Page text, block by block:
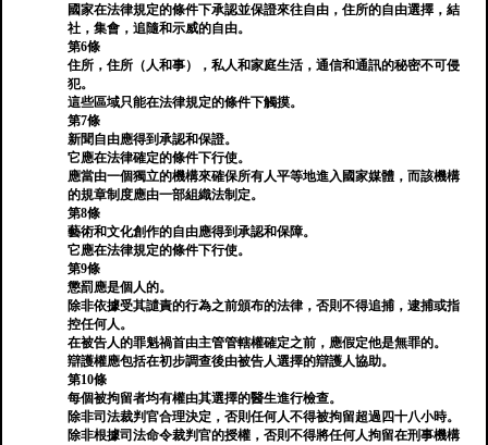
國家在法律規定的條件下承認並保證來往自由，住所的自由選擇，結
社，集會，追隨和示威的自由。
第6條
住所，住所（人和事），私人和家庭生活，通信和通訊的秘密不可侵
犯。
這些區域只能在法律規定的條件下觸摸。
第7條
新聞自由應得到承認和保證。
它應在法律確定的條件下行使。
應當由一個獨立的機構來確保所有人平等地進入國家媒體，而該機構
的規章制度應由一部組織法制定。
第8條
藝術和文化創作的自由應得到承認和保障。
它應在法律規定的條件下行使。
第9條
懲罰應是個人的。
除非依據受其譴責的行為之前頒布的法律，否則不得追捕，逮捕或指
控任何人。
在被告人的罪魁禍首由主管管轄權確定之前，應假定他是無罪的。
辯護權應包括在初步調查後由被告人選擇的辯護人協助。
第10條
每個被拘留者均有權由其選擇的醫生進行檢查。
除非司法裁判官合理決定，否則任何人不得被拘留超過四十八小時。
除非根據司法命令裁判官的授權，否則不得將任何人拘留在刑事機構